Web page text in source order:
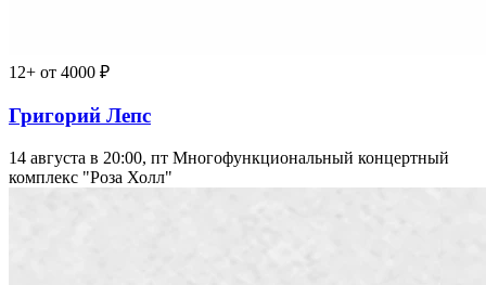
12+ от 4000 ₽
Григорий Лепс
14 августа в 20:00, пт Многофункциональный концертный
комплекс "Роза Холл"